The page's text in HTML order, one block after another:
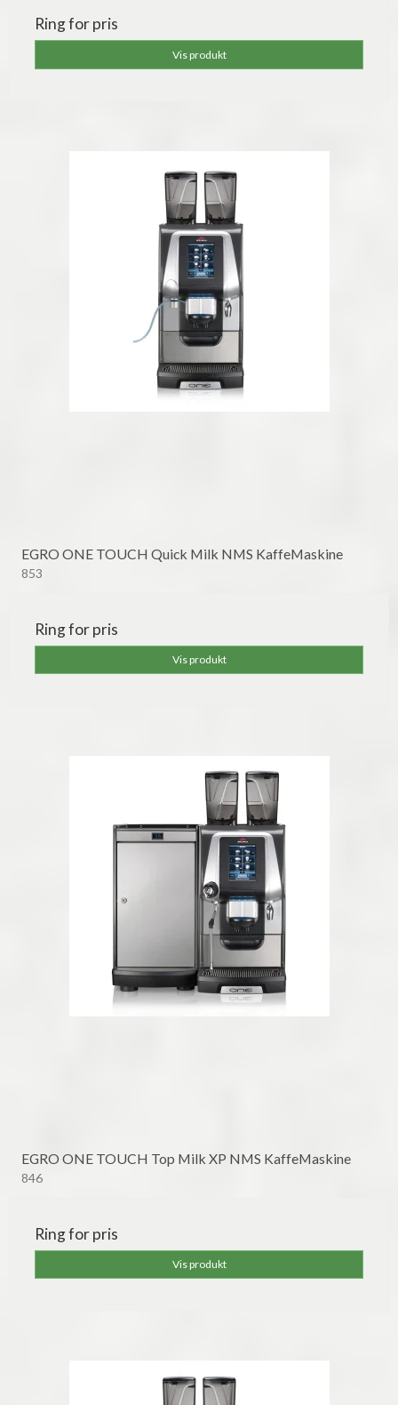
Ring for pris
Vis produkt
EGRO ONE TOUCH Quick Milk NMS KaffeMaskine
853
Ring for pris
Vis produkt
EGRO ONE TOUCH Top Milk XP NMS KaffeMaskine
846
Ring for pris
Vis produkt